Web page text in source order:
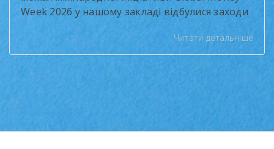
Week 2026 у нашому закладі відбулися заходи
здобувачів освіти. Тема року — «Чесні
розмови про гроші» (Smart Money Talks) —
занять: «Фінансове […]
Читати детальніше